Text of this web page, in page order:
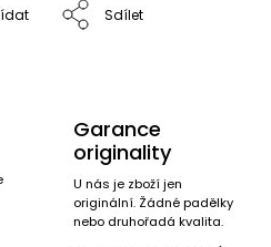
Sdílet
Garance
originality
U nás je zboží jen
originální. Žádné padělky
nebo druhořadá kvalita.